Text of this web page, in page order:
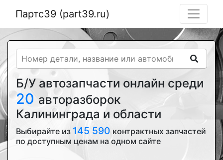
Партс39 (part39.ru)
Б/У автозапчасти онлайн среди
20 авторазборок
Калининграда и области
Выбирайте из 145 590 контрактных запчастей
по доступным ценам на одном сайте